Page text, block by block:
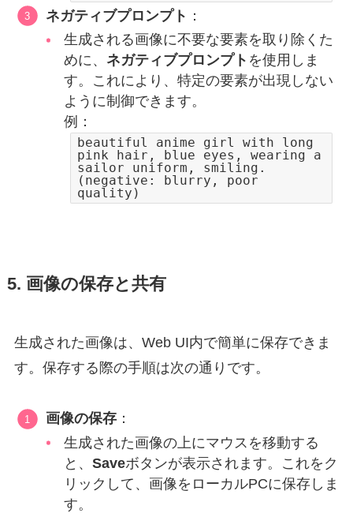
ネガティブプロンプト ：
生成される画像に不要な要素を取り除くた
めに、 ネガティブプロンプト を使用しま
す。これにより、特定の要素が出現しない
ように制御できます。
例：
beautiful anime girl with long
pink hair, blue eyes, wearing a
sailor uniform, smiling.
(negative: blurry, poor
quality)
5. 画像の保存と共有
生成された画像は、Web UI内で簡単に保存できま
す。保存する際の手順は次の通りです。
画像の保存 ：
生成された画像の上にマウスを移動する
と、 Saveボタンが表示されます。これをク
リックして、画像をローカルPCに保存しま
す。